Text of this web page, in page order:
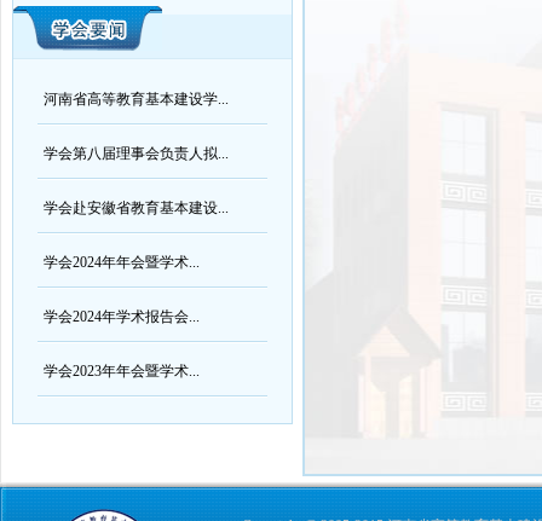
河南省高等教育基本建设学...
学会第八届理事会负责人拟...
学会赴安徽省教育基本建设...
学会2024年年会暨学术...
学会2024年学术报告会...
学会2023年年会暨学术...